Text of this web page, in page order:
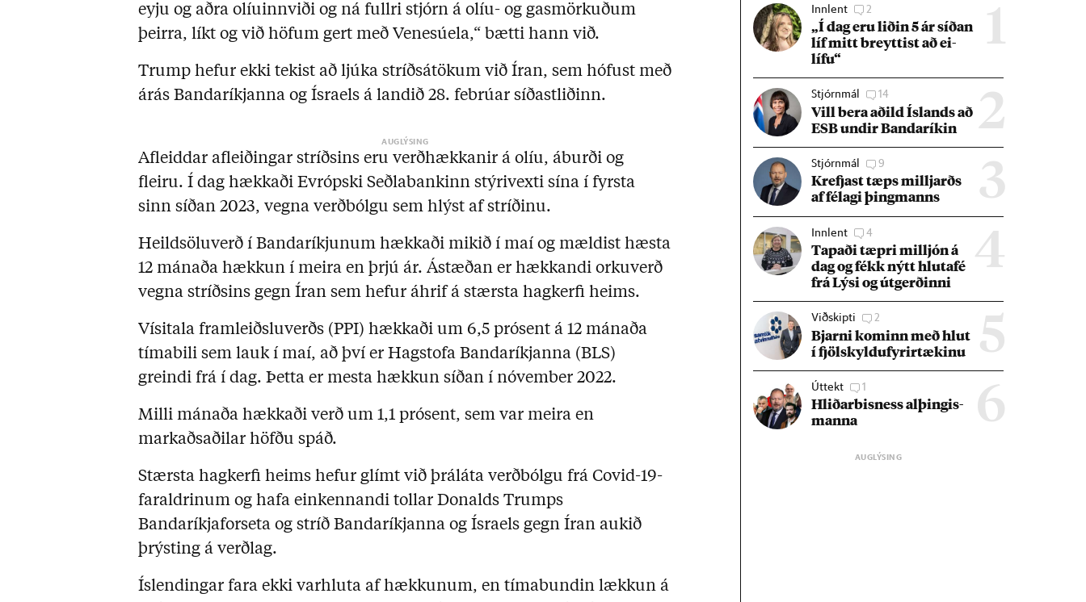
eyju og aðra olíuinnviði og ná fullri stjórn á olíu- og gasmörkuðum
þeirra, líkt og við höfum gert með Venesúela,“ bætti hann við.
Trump hefur ekki tekist að ljúka stríðsátökum við Íran, sem hófust með
árás Bandaríkjanna og Ísraels á landið 28. febrúar síðastliðinn.
Afleiddar afleiðingar stríðsins eru verðhækkanir á olíu, áburði og
fleiru. Í dag hækkaði Evrópski Seðlabankinn stýrivexti sína í fyrsta
sinn síðan 2023, vegna verðbólgu sem hlýst af stríðinu.
Heildsöluverð í Bandaríkjunum hækkaði mikið í maí og mældist hæsta
12 mánaða hækkun í meira en þrjú ár. Ástæðan er hækkandi orkuverð
vegna stríðsins gegn Íran sem hefur áhrif á stærsta hagkerfi heims.
Vísitala framleiðsluverðs (PPI) hækkaði um 6,5 prósent á 12 mánaða
tímabili sem lauk í maí, að því er Hagstofa Bandaríkjanna (BLS)
greindi frá í dag. Þetta er mesta hækkun síðan í nóvember 2022.
Milli mánaða hækkaði verð um 1,1 prósent, sem var meira en
markaðsaðilar höfðu spáð.
Stærsta hagkerfi heims hefur glímt við þráláta verðbólgu frá Covid-19-
faraldrinum og hafa einkennandi tollar Donalds Trumps
Bandaríkjaforseta og stríð Bandaríkjanna og Ísraels gegn Íran aukið
þrýsting á verðlag.
Íslendingar fara ekki varhluta af hækkunum, en tímabundin lækkun á
1
Innlent 2
„Í dag eru lið­in 5 ár síð­an
líf mitt breytt­ist að ei­
lífu“
2
Stjórnmál 14
Vill bera að­ild Ís­lands að
ESB und­ir Banda­rík­in
3
Stjórnmál 9
Krefjast tæps millj­arðs
af fé­lagi þing­manns
4
Innlent 4
Tap­aði tæpri millj­ón á
dag og fékk nýtt hluta­fé
frá Lýsi og út­gerð­inni
5
Viðskipti 2
Bjarni kom­inn með hlut
í fjöl­skyldu­fyr­ir­tæk­inu
6
Úttekt 1
Hlið­ar­bis­ness al­þing­is­
manna